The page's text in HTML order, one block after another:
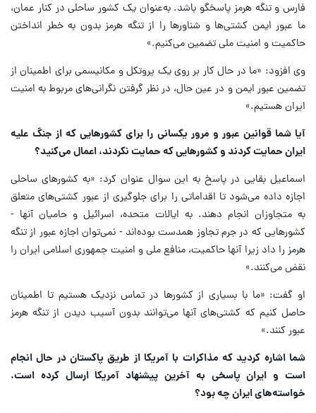
فارس و تنگه هرمز پاسخگو باشد. به‌عنوان یک کشور ساحلی در کنار عمان،
ما عبور ایمن کشتی‌ها و شناورها را از تنگه هرمز بدون به خطر انداختن
حاکمیت و امنیت ملی تضمین می‌کنیم.»
وی افزود: «ما در حال کار بر روی یک پروتکل و مکانیسمی برای اطمینان از
تضمین عبور ایمن و در عین حال، در نظر گرفتن نگرانی‌های مربوط به امنیت
ایران هستیم.»
آیا شما قوانین عبور و مرور یکسانی را برای کشورهایی که از جنگ علیه
ایران حمایت کردند و کشورهایی که حمایت نکردند، اعمال می‌کنید؟
اسماعیل بقایی در پاسخ به این سوال عنوان کرد: «به کشورهای ساحلی
اجازه داده می‌شود تا اقداماتی را برای جلوگیری از عبور کشتی‌های متعلق
به متجاوزان انجام دهند. به ایالات متحده، اسرائیل و حامیان آنها -
کشورهایی که در جرم تجاوز همدست بوده‌اند - نمی‌توان اجازه عبور از تنگه
هرمز را داد زیرا آنها حاکمیت، منافع ملی و امنیت جمهوری اسلامی ایران را
نقض می‌کنند.»
او گفت: «ما با بسیاری از کشورها در تماس نزدیک هستیم تا اطمینان
حاصل کنیم که کشتی‌های آنها می‌توانند بدون آسیب دیدن از تنگه هرمز
عبور کنند.»
شما اشاره کردید که مذاکرات با آمریکا از طریق پاکستان در حال انجام
است و ایران پاسخی به آخرین پیشنهاد آمریکا ارسال کرده است.
خواسته‌های ایران چه بود؟